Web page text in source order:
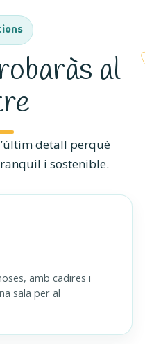
al
detall perquè
i sostenible.
amb cadires i
sala per al